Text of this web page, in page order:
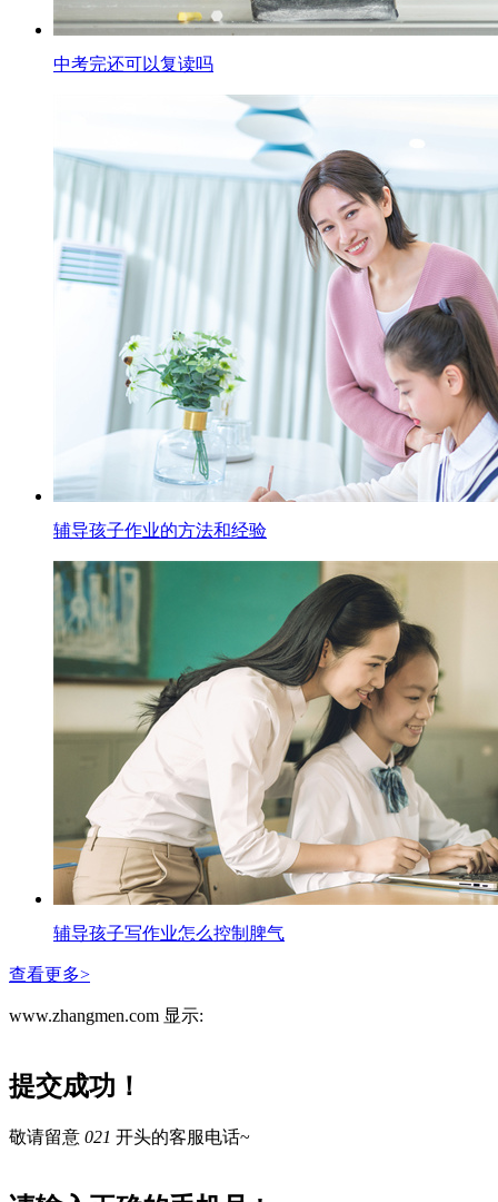
中考完还可以复读吗
辅导孩子作业的方法和经验
辅导孩子写作业怎么控制脾气
查看更多>
www.zhangmen.com 显示:
提交成功！
敬请留意 021 开头的客服电话~